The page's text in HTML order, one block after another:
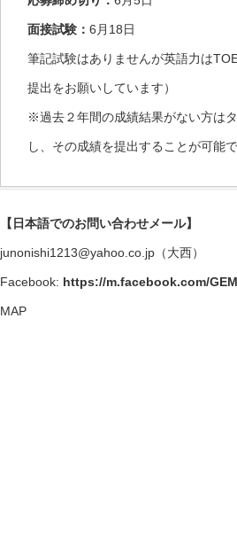
面接試験： 6月18日
筆記試験はありませんが英語力は
提出をお願いしています）
※過去２年間の成績結果がない方は
し、その成績を提出することが可能
【日本語でのお問い合わせメール】
junonishi1213@yahoo.co.jp（大西）
Facebook: https://m.facebook.com/
MAP